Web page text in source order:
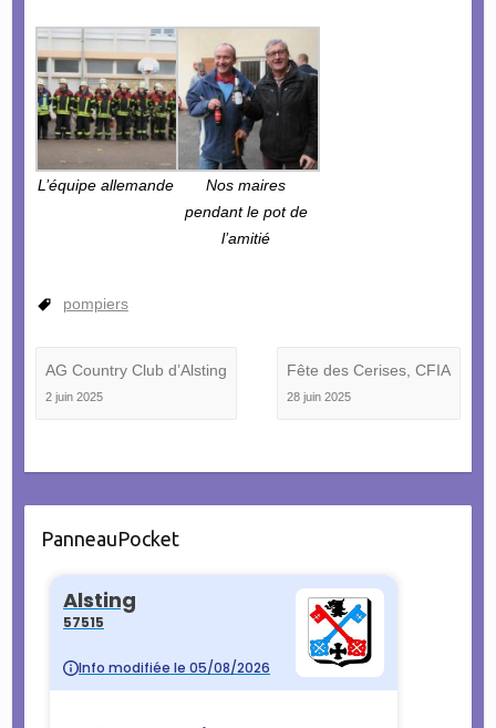
L’équipe allemande
Nos maires
pendant le pot de
l’amitié
pompiers
AG Country Club d’Alsting
2 juin 2025
Fête des Cerises, CFIA
28 juin 2025
PanneauPocket